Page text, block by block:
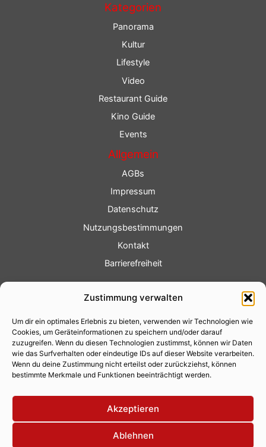
Zustimmung verwalten
Um dir ein optimales Erlebnis zu bieten, verwenden wir Technologien wie
Cookies, um Geräteinformationen zu speichern und/oder darauf
zuzugreifen. Wenn du diesen Technologien zustimmst, können wir Daten
wie das Surfverhalten oder eindeutige IDs auf dieser Website verarbeiten.
Wenn du deine Zustimmung nicht erteilst oder zurückziehst, können
bestimmte Merkmale und Funktionen beeinträchtigt werden.
Akzeptieren
Ablehnen
Kategorien
Panorama
Kultur
Lifestyle
Video
Restaurant Guide
Kino Guide
Events
Allgemein
AGBs
Impressum
Datenschutz
Nutzungsbestimmungen
Kontakt
Barrierefreiheit
Fotoservice
Videoservice
Werbung
Contenterstellung
Lokalnachrichten
Lokalfernsehen
Eventkalender